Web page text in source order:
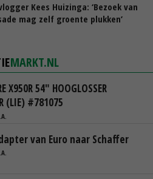
Kees Huizinga: ‘Bezoek van
mag zelf groente plukken’
MARKT.NL
X950R 54" HOOGLOSSER
(LIE) #781075
van Euro naar Schaffer